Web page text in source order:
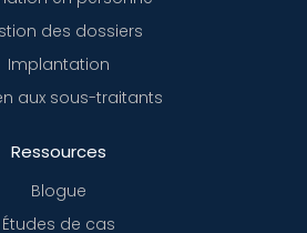
des dossiers
Implantation
aux sous-traitants
Ressources
Blogue
Études de cas